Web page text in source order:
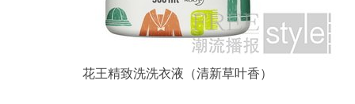
花王精致洗洗衣液（清新草叶香）